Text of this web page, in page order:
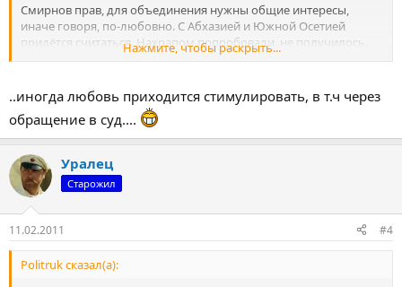
Смирнов прав, для объединения нужны общие интересы,
иначе говоря, по-любовно. С Абхазией и Южной Осетией
придётся считаться. Нахрапом попробовали, не получилось.
Как советуют опытные юристы, лучше договориться по-
http://video.qip.ru/video/view/?id=v9703329872
Нажмите, чтобы раскрыть...
..иногда любовь приходится стимулировать, в т.ч через
обращение в суд....
Уралец
Старожил
11.02.2011 #4
Politruk сказал(а):